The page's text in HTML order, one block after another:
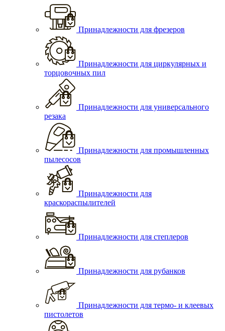
Принадлежности для фрезеров
Принадлежности для циркулярных и
торцовочных пил
Принадлежности для универсального
резака
Принадлежности для промышленных
пылесосов
Принадлежности для
краскораспылителей
Принадлежности для степлеров
Принадлежности для рубанков
Принадлежности для термо- и клеевых
пистолетов